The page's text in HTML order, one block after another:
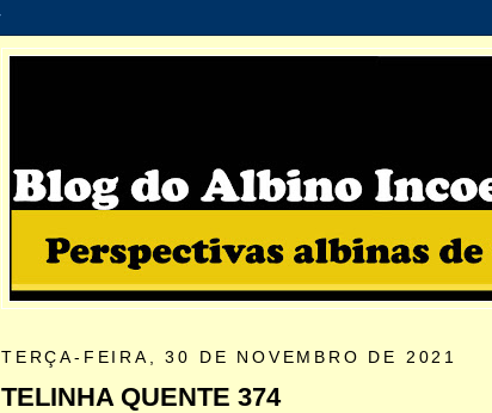
TERÇA-FEIRA, 30 DE NOVEMBRO DE 2021
TELINHA QUENTE 374